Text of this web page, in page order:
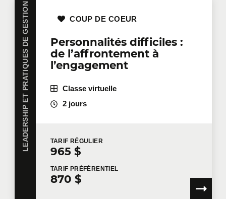
LEADERSHIP ET PRATIQUES DE GESTION
Personnalités difficiles :
de l’affrontement à
l’engagement
COUP DE COEUR
Classe virtuelle
2 jours
TARIF RÉGULIER
965 $
TARIF PRÉFÉRENTIEL
870 $